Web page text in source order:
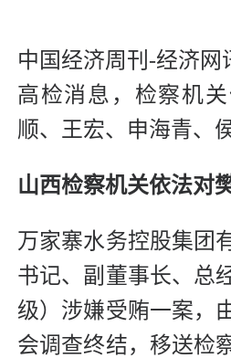
中国经济周刊-经济网
高检消息，检察机
顺、王宏、申海青、
山西检察机关依法对
万家寨水务控股集团
书记、副董事长、总
级）涉嫌受贿一案，
会调查终结，移送检